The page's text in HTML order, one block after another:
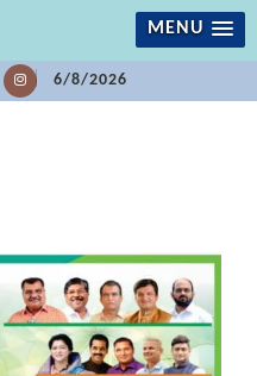
MENU
6/8/2026